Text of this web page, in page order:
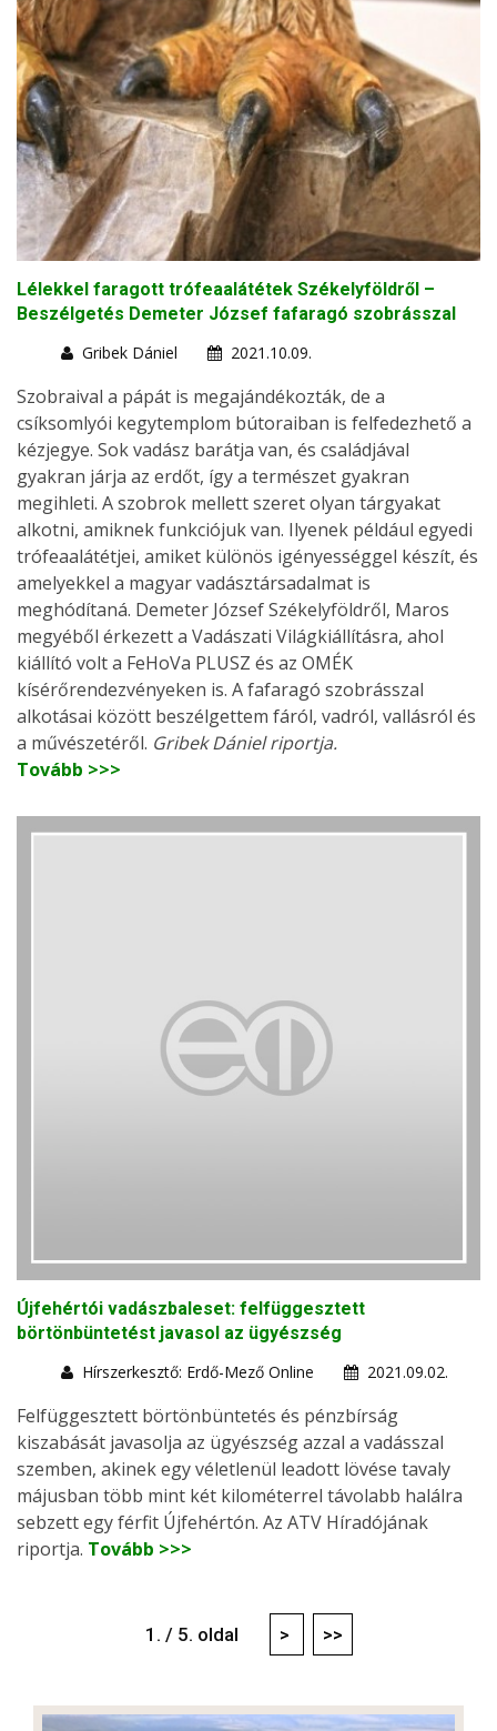
Lélekkel faragott trófeaalátétek Székelyföldről –
Beszélgetés Demeter József fafaragó szobrásszal
Gribek Dániel
2021.10.09.
Szobraival a pápát is megajándékozták, de a
csíksomlyói kegytemplom bútoraiban is felfedezhető a
kézjegye. Sok vadász barátja van, és családjával
gyakran járja az erdőt, így a természet gyakran
megihleti. A szobrok mellett szeret olyan tárgyakat
alkotni, amiknek funkciójuk van. Ilyenek például egyedi
trófeaalátétjei, amiket különös igényességgel készít, és
amelyekkel a magyar vadásztársadalmat is
meghódítaná. Demeter József Székelyföldről, Maros
megyéből érkezett a Vadászati Világkiállításra, ahol
kiállító volt a FeHoVa PLUSZ és az OMÉK
kísérőrendezvényeken is. A fafaragó szobrásszal
alkotásai között beszélgettem fáról, vadról, vallásról és
a művészetéről. Gribek Dániel riportja.
Tovább >>>
Újfehértói vadászbaleset: felfüggesztett
börtönbüntetést javasol az ügyészség
Hírszerkesztő: Erdő-Mező Online
2021.09.02.
Felfüggesztett börtönbüntetés és pénzbírság
kiszabását javasolja az ügyészség azzal a vadásszal
szemben, akinek egy véletlenül leadott lövése tavaly
májusban több mint két kilométerrel távolabb halálra
sebzett egy férfit Újfehértón. Az ATV Híradójának
riportja. Tovább >>>
1. / 5. oldal > >>